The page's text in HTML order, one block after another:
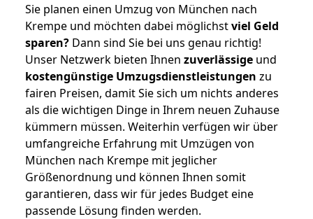
Sie planen einen Umzug von München nach
Krempe und möchten dabei möglichstviel Geld
sparen? Dann sind Sie bei uns genau richtig!
Unser Netzwerk bieten Ihnen zuverlässige und
kostengünstige Umzugsdienstleistungen zu
fairen Preisen, damit Sie sich um nichts anderes
als die wichtigen Dinge in Ihrem neuen Zuhause
kümmern müssen. Weiterhin verfügen wir über
umfangreiche Erfahrung mit Umzügen von
München nach Krempe mit jeglicher
Größenordnung und können Ihnen somit
garantieren, dass wir für jedes Budget eine
passende Lösung finden werden.